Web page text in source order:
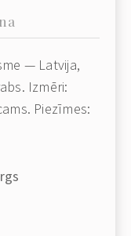
— Latvija,
Izmēri:
Piezīmes: